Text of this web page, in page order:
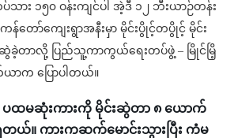
သား ၁၅၀ ဝန်းကျင်ပါ အဲ့ဒီ ၁၂ ဘီးယာဉ်တန်း
တော်ကျေးရွာအနီးမှာ မိုင်းပွိုင့်တပွိုင့် မိုင်း
ဆွဲခဲ့တာလို့ ပြည်သူ့ကာကွယ်ရေးတပ်ဖွဲ့ – မြိုင်မြိ့
က ပြောပါတယ်။
ပထမဆုံးကားကို မိုင်းဆွဲတာ ၈ ယောက်
ယ်။ ကားကဆက်မောင်းသွားပြီး ကံမ